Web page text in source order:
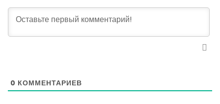
0 КОММЕНТАРИЕВ